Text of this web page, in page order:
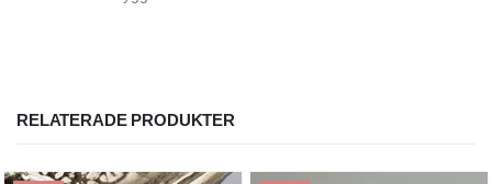
RELATERADE PRODUKTER